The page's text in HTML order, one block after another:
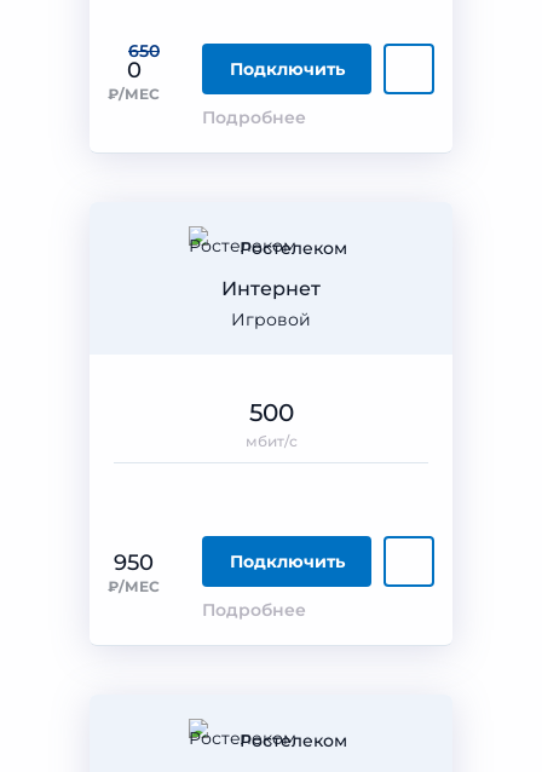
650
0
₽/МЕС
Подключить
Подробнее
Ростелеком
Игровой
Интернет
950
₽/МЕС
Подключить
Подробнее
500
мбит/с
Ростелеком